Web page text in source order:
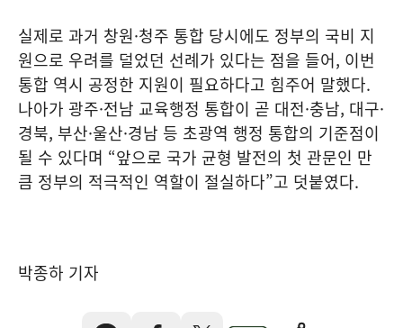
실제로 과거 창원·청주 통합 당시에도 정부의 국비 지
원으로 우려를 덜었던 선례가 있다는 점을 들어, 이번
통합 역시 공정한 지원이 필요하다고 힘주어 말했다.
나아가 광주·전남 교육행정 통합이 곧 대전·충남, 대구·
경북, 부산·울산·경남 등 초광역 행정 통합의 기준점이
될 수 있다며 “앞으로 국가 균형 발전의 첫 관문인 만
큼 정부의 적극적인 역할이 절실하다”고 덧붙였다.
박종하 기자